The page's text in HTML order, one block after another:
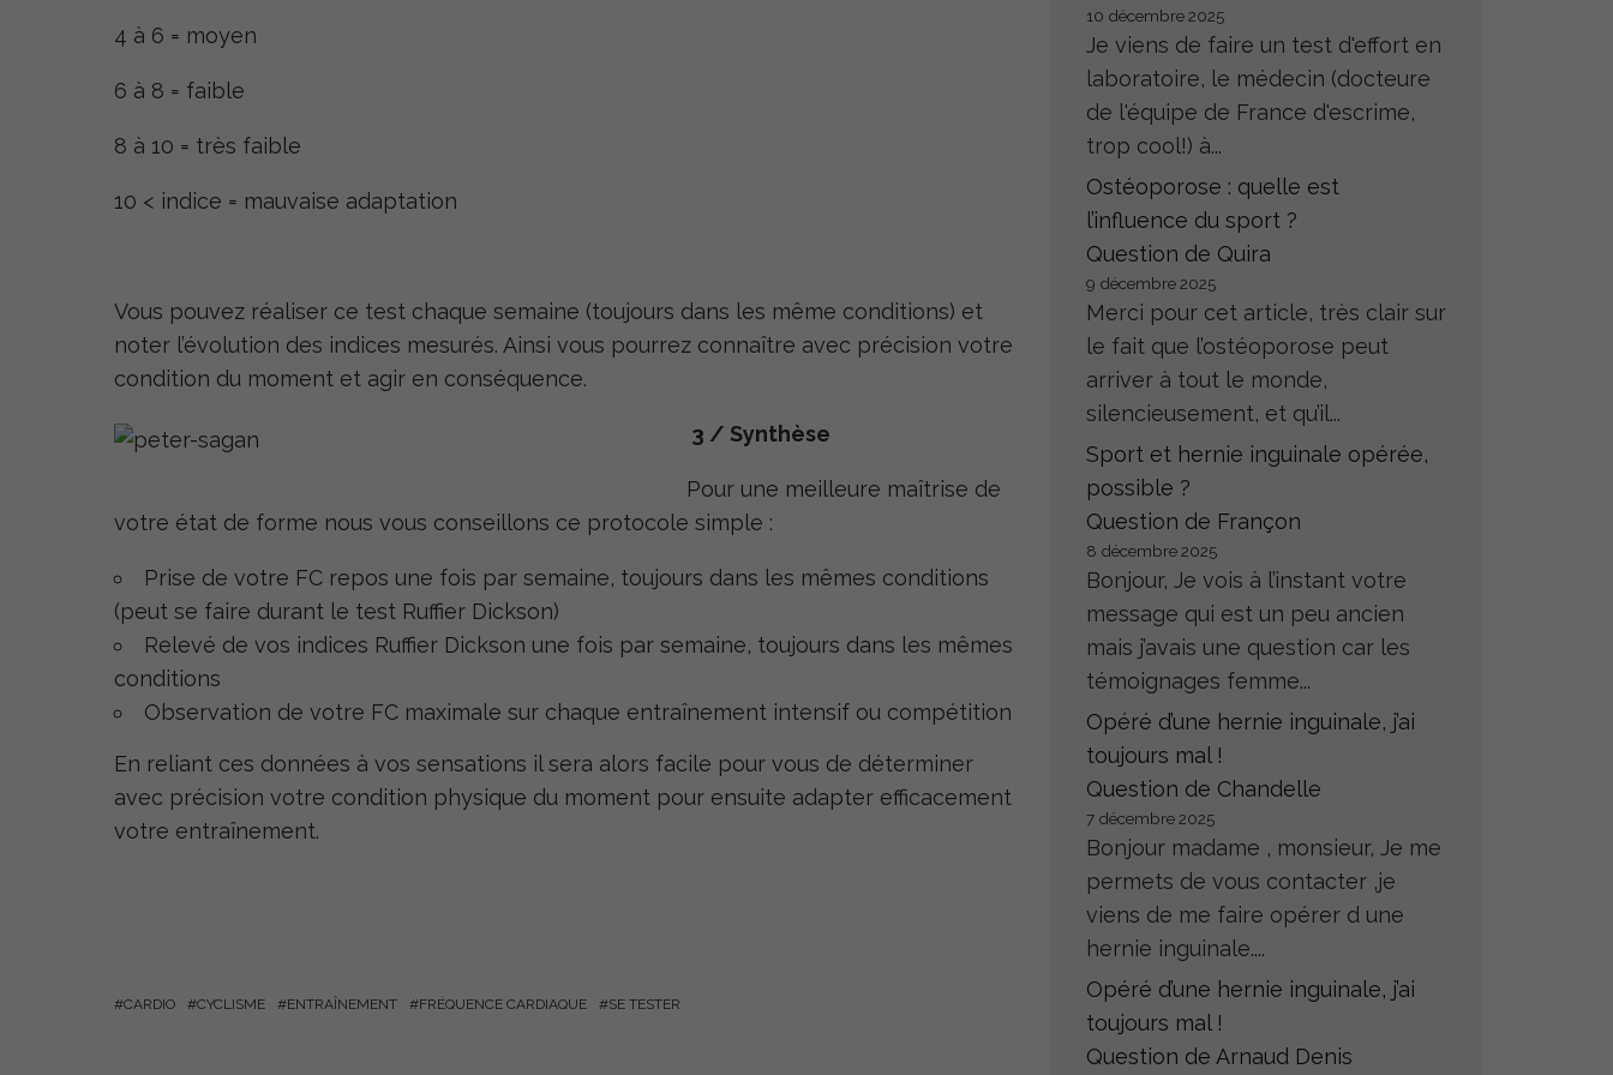
4 à 6 = moyen
6 à 8 = faible
8 à 10 = très faible
10 < indice = mauvaise adaptation
Vous pouvez réaliser ce test chaque semaine (toujours dans les même conditions) et
noter l’évolution des indices mesurés. Ainsi vous pourrez connaître avec précision votre
condition du moment et agir en conséquence.
3 / Synthèse
Pour une meilleure maîtrise de
votre état de forme nous vous conseillons ce protocole simple :
Prise de votre FC repos une fois par semaine, toujours dans les mêmes conditions
(peut se faire durant le test Ruffier Dickson)
Relevé de vos indices Ruffier Dickson une fois par semaine, toujours dans les mêmes
conditions
Observation de votre FC maximale sur chaque entraînement intensif ou compétition
En reliant ces données à vos sensations il sera alors facile pour vous de déterminer
avec précision votre condition physique du moment pour ensuite adapter efficacement
votre entraînement.
CARDIO CYCLISME ENTRAÎNEMENT FRÉQUENCE CARDIAQUE SE TESTER
10 décembre 2025
Je viens de faire un test d'effort en
laboratoire, le médecin (docteure
de l'équipe de France d'escrime,
trop cool!) à...
Ostéoporose : quelle est
l’influence du sport ?
Question de Quira
9 décembre 2025
Merci pour cet article, très clair sur
le fait que l’ostéoporose peut
arriver à tout le monde,
silencieusement, et qu’il...
Sport et hernie inguinale opérée,
possible ?
Question de Françon
8 décembre 2025
Bonjour, Je vois à l’instant votre
message qui est un peu ancien
mais j’avais une question car les
témoignages femme...
Opéré d’une hernie inguinale, j’ai
toujours mal !
Question de Chandelle
7 décembre 2025
Bonjour madame , monsieur, Je me
permets de vous contacter ,je
viens de me faire opérer d une
hernie inguinale....
Opéré d’une hernie inguinale, j’ai
toujours mal !
Question de Arnaud Denis